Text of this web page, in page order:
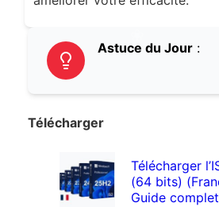
Astuce du Jour:
Télécharger
Télécharger
(64 bits)
Guide